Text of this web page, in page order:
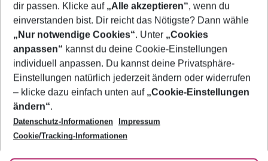
Footer
Footer navigation
Über uns
AGB
Bestpreisgarantie
Cookie-Einstellungen ändern
Cookie-Richtlinie
Agenturbetreuung
Barrierefreies Reisen
Folge uns
dir passen. Klicke auf „Alle akzeptieren“, wenn du
einverstanden bist. Dir reicht das Nötigste? Dann wähle
„Nur notwendige Cookies“. Unter „Cookies
anpassen“ kannst du deine Cookie-Einstellungen
individuell anpassen. Du kannst deine Privatsphäre-
Einstellungen natürlich jederzeit ändern oder widerrufen
– klicke dazu einfach unten auf „Cookie-Einstellungen
ändern“.
Datenschutz-Informationen
Impressum
Cookie/Tracking-Informationen